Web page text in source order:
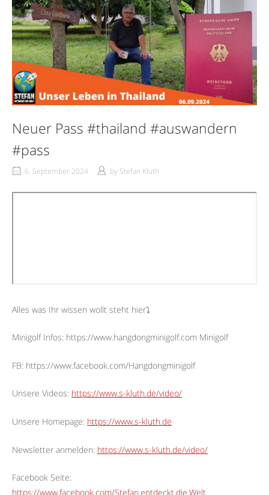
Neuer Pass #thailand #auswandern
#pass
6. September 2024 by Stefan Kluth
Alles was Ihr wissen wollt steht hier⤵︎
Minigolf Infos: https://www.hangdongminigolf.com Minigolf
FB: https://www.facebook.com/Hangdongminigolf
Unsere Videos: https://www.s-kluth.de/video/
Unsere Homepage: https://www.s-kluth.de
Newsletter anmelden: https://www.s-kluth.de/video/
Facebook Seite:
https://www.facebook.com/Stefan.entdeckt.die.Welt